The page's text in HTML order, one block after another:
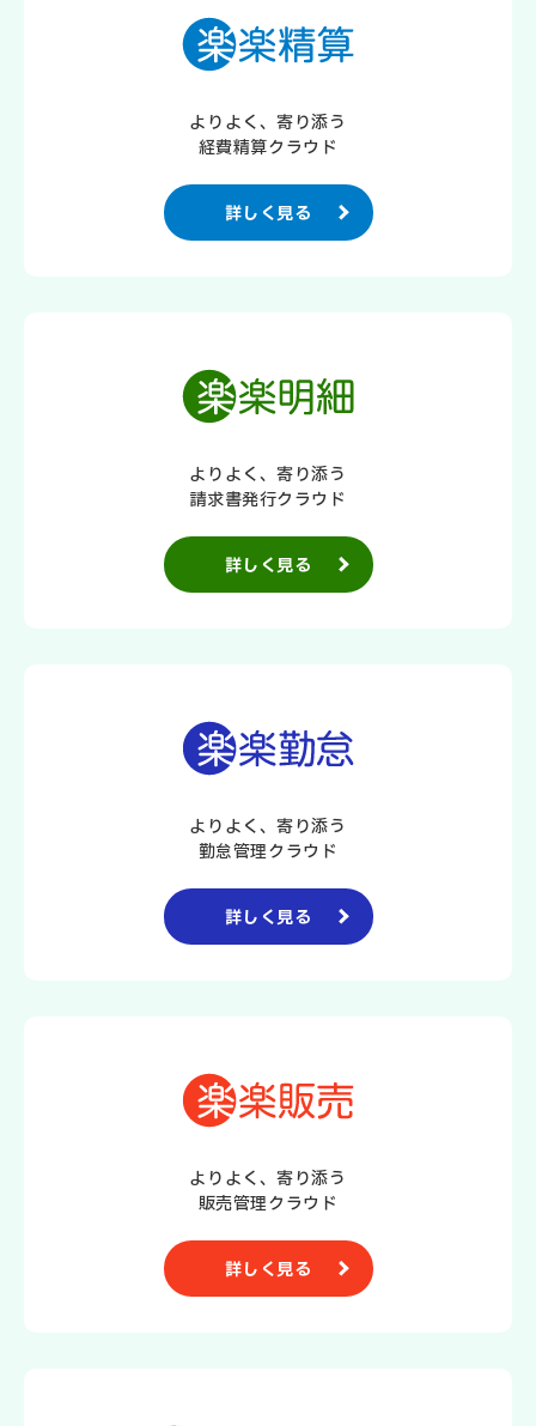
よりよく、寄り添う
経費精算クラウド
詳しく見る
よりよく、寄り添う
請求書発行クラウド
詳しく見る
よりよく、寄り添う
勤怠管理クラウド
詳しく見る
よりよく、寄り添う
販売管理クラウド
詳しく見る